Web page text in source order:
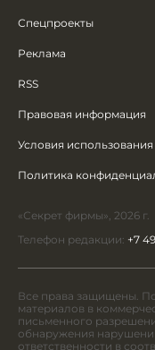
Спецпроекты
Реклама
RSS
Правовая информация
Условия использования
Политика
«Секрет фирмы», 2026 г.
Телефон редакции: +7
Все права защищены.
материалов в
письменного
обнаружения
ответственности в